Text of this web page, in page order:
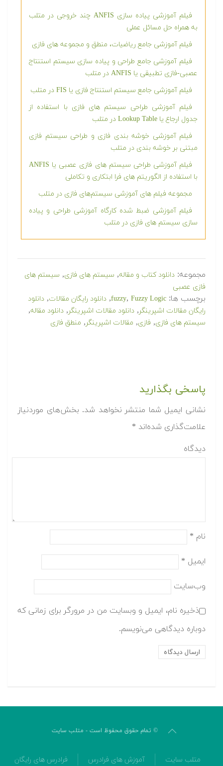
فیلم آموزشی پیاده سازی ANFIS چند خروجی در متلب
به همراه حل مسائل عملی
فیلم آموزشی جامع ریاضیات، منطق و مجموعه های
فازی
فیلم آموزشی جامع طراحی و پیاده سازی سیستم
استنتاج عصبی-فازی تطبیقی یا ANFIS در متلب
فیلم آموزشی جامع سیستم استنتاج فازی یا FIS در
متلب
فیلم آموزشی طراحی سیستم های فازی با استفاده از
جدول ارجاع یا Lookup Table در متلب
فیلم آموزشی خوشه بندی فازی و طراحی سیستم فازی
مبتنی بر خوشه بندی در متلب
فیلم آموزشی طراحی سیستم های فازی عصبی یا
ANFIS با استفاده از الگوریتم های فرا ابتکاری و تکاملی
مجموعه فیلم های آموزشی سیستم‌های فازی در متلب
مجموعه:دانلود کتاب و مقاله,سیستم های فازی,سیستم های
فازی عصبی
برچسب ها: fuzzy,Fuzzy Logic
,دانلود رایگان مقالات
پاسخی بگذارید
نشانی ایمیل شما منتشر نخواهد شد.
علامت‌گذاری شده‌اند
نام*
ایمیل*
وب‌سایت
ذخیره نام، ایمیل و وبسایت من در مرورگر برای زمانی که
دوباره دیدگاهی می‌نویسم.
© تمام حقوق محفوظ است - متلب سایت